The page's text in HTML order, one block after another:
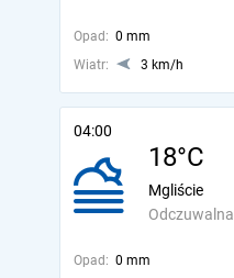
Opad: 0 mm
Wiatr:
3 km/h
04:00
18°C
Odczuwalna
Mgliście
Opad: 0 mm